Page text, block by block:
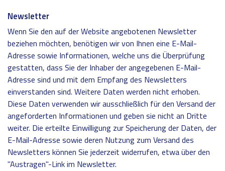
Newsletter
Wenn Sie den auf der Website angebotenen Newsletter
beziehen möchten, benötigen wir von Ihnen eine E-Mail-
Adresse sowie Informationen, welche uns die Überprüfung
gestatten, dass Sie der Inhaber der angegebenen E-Mail-
Adresse sind und mit dem Empfang des Newsletters
einverstanden sind. Weitere Daten werden nicht erhoben.
Diese Daten verwenden wir ausschließlich für den Versand der
angeforderten Informationen und geben sie nicht an Dritte
weiter. Die erteilte Einwilligung zur Speicherung der Daten, der
E-Mail-Adresse sowie deren Nutzung zum Versand des
Newsletters können Sie jederzeit widerrufen, etwa über den
"Austragen"-Link im Newsletter.